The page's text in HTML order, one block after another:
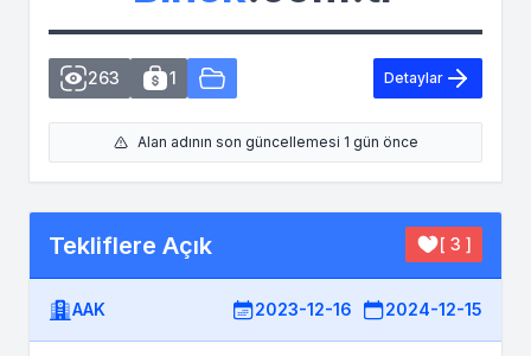
263 1 Detaylar
Alan adının son güncellemesi 1 gün önce
Tekliflere Açık [ 3 ]
AAK 2023-12-16 2024-12-15